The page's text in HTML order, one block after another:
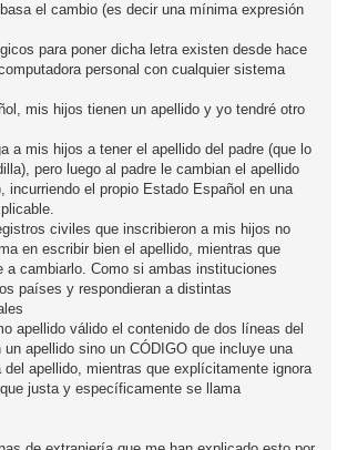
el cambio (es decir una mínima expresión
para poner dicha letra existen desde hace
personal con cualquier sistema
mis hijos tienen un apellido y yo tendré otro
a mis hijos a tener el apellido del padre (que lo
pero luego al padre le cambian el apellido
incurriendo el propio Estado Español en una
civiles que inscribieron a mis hijos no
en escribir bien el apellido, mientras que
a cambiarlo. Como si ambas instituciones
países y respondieran a distintas
apellido válido el contenido de dos líneas del
apellido sino un CÓDIGO que incluye una
apellido, mientras que explícitamente ignora
justa y específicamente se llama